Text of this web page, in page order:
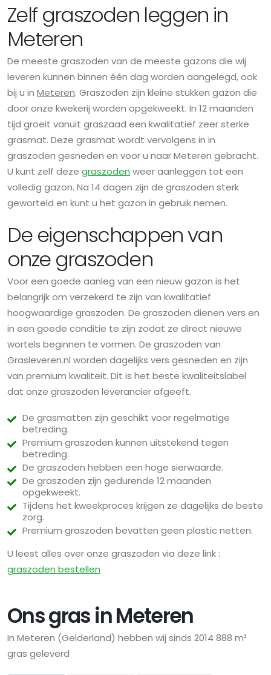
Zelf graszoden leggen in
Meteren
De meeste graszoden van de meeste gazons die wij
leveren kunnen binnen één dag worden aangelegd, ook
bij u in Meteren. Graszoden zijn kleine stukken gazon die
door onze kwekerij worden opgekweekt. In 12 maanden
tijd groeit vanuit graszaad een kwalitatief zeer sterke
grasmat. Deze grasmat wordt vervolgens in in
graszoden gesneden en voor u naar Meteren gebracht.
U kunt zelf deze graszoden weer aanleggen tot een
volledig gazon. Na 14 dagen zijn de graszoden sterk
geworteld en kunt u het gazon in gebruik nemen.
De eigenschappen van
onze graszoden
Voor een goede aanleg van een nieuw gazon is het
belangrijk om verzekerd te zijn van kwalitatief
hoogwaardige graszoden. De graszoden dienen vers en
in een goede conditie te zijn zodat ze direct nieuwe
wortels beginnen te vormen. De graszoden van
Grasleveren.nl worden dagelijks vers gesneden en zijn
van premium kwaliteit. Dit is het beste kwaliteitslabel
dat onze graszoden leverancier afgeeft.
De grasmatten zijn geschikt voor regelmatige
betreding.
Premium graszoden kunnen uitstekend tegen
betreding.
De graszoden hebben een hoge sierwaarde.
De graszoden zijn gedurende 12 maanden
opgekweekt.
Tijdens het kweekproces krijgen ze dagelijks de beste
zorg.
Premium graszoden bevatten geen plastic netten.
U leest alles over onze graszoden via deze link :
graszoden bestellen
Ons gras in Meteren
In Meteren (Gelderland) hebben wij sinds 2014 888 m²
gras geleverd